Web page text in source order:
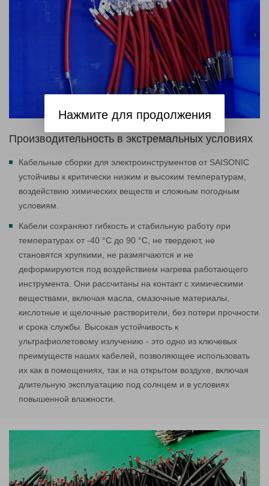
Производительность в экстремальных условиях
Кабельные сборки для электроинструментов от SAISONIC
устойчивы к критически низким и высоким температурам,
воздействию химических веществ и сложным погодным
условиям.
Кабели сохраняют гибкость и стабильную работу при
температурах от -40 °C до 90 °C, не твердеют, не
становятся хрупкими, не размягчаются и не
деформируются под воздействием нагрева работающего
инструмента. Они рассчитаны на контакт с химическими
веществами, включая масла, смазочные материалы,
кислотные и щелочные растворители, без потери прочности
и срока службы. Высокая устойчивость к
ультрафиолетовому излучению - это одно из ключевых
преимуществ наших кабелей, позволяющее использовать
их как в помещениях, так и на открытом воздухе, включая
длительную эксплуатацию под солнцем и в условиях
повышенной влажности.
Нажмите для продолжения